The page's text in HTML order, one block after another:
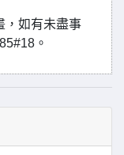
，如有未盡事
。